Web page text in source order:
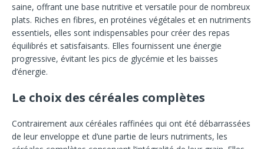
saine, offrant une base nutritive et versatile pour de nombreux
plats. Riches en fibres, en protéines végétales et en nutriments
essentiels, elles sont indispensables pour créer des repas
équilibrés et satisfaisants. Elles fournissent une énergie
progressive, évitant les pics de glycémie et les baisses
d’énergie.
Le choix des céréales complètes
Contrairement aux céréales raffinées qui ont été débarrassées
de leur enveloppe et d’une partie de leurs nutriments, les